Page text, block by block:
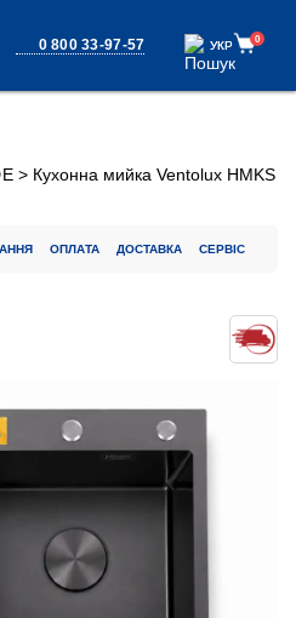
0 800 33-97-57 УКР
УКР 0
> Кухонна мийка Ventolux HMKS
ОПЛАТА ДОСТАВКА СЕРВІС